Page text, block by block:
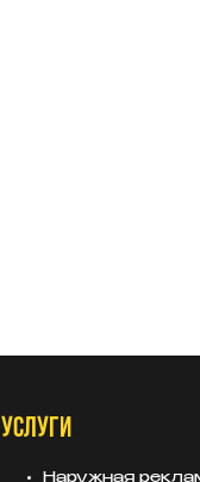
УСЛУГИ
Наружная